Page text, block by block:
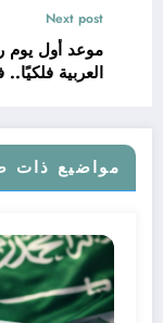
Next post
العربية
مواضيع ذات